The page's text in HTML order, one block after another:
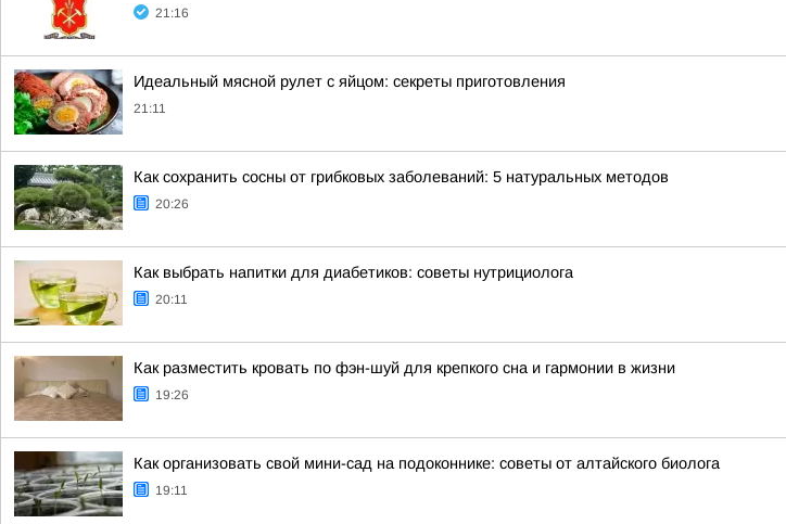
21:16
Идеальный мясной рулет с яйцом: секреты приготовления
21:11
Как сохранить сосны от грибковых заболеваний: 5 натуральных методов
20:26
Как выбрать напитки для диабетиков: советы нутрициолога
20:11
Как разместить кровать по фэн-шуй для крепкого сна и гармонии в жизни
19:26
Как организовать свой мини-сад на подоконнике: советы от алтайского биолога
19:11